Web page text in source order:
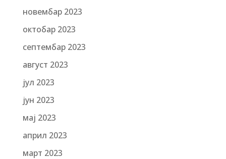
новембар 2023
октобар 2023
септембар 2023
август 2023
јул 2023
јун 2023
мај 2023
април 2023
март 2023